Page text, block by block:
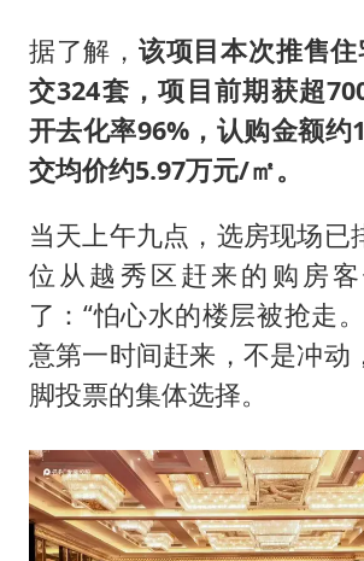
据了解， 该项目本次推售
交324套，项目前期获超
开去化率96%，认购金额约
交均价约5.97万元/㎡。
当天上午九点，选房现场已
位从越秀区赶来的购房
了：“怕心水的楼层被抢走
意第一时间赶来，不是冲动
脚投票的集体选择。